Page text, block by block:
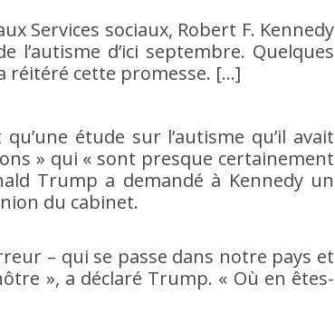
Services sociaux, Robert F. Kennedy
l’autisme d’ici septembre. Quelques
réitéré cette promesse. […]
étude sur l’autisme qu’il avait
» qui « sont presque certainement
Trump a demandé à Kennedy un
du cabinet.
– qui se passe dans notre pays et
», a déclaré Trump. « Où en êtes-